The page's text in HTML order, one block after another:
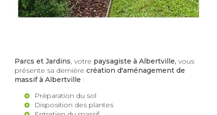
Parcs et Jardins, votre paysagiste à Albertville, vous
présente sa dernière création d'aménagement de
massif à Albertville :
Préparation du sol
Disposition des plantes